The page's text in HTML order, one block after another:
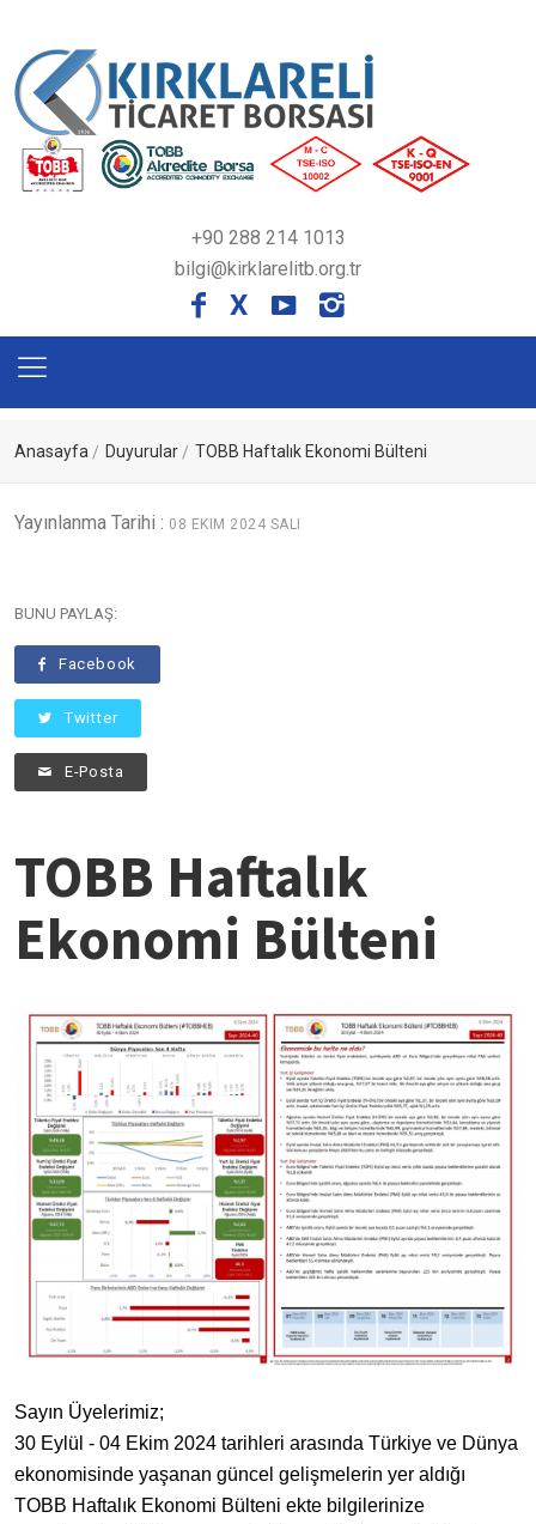
+90 288 214 1013
bilgi@kirklarelitb.org.tr
X
Anasayfa Duyurular TOBB Haftalık Ekonomi Bülteni
Yayınlanma Tarihi : 08 EKIM 2024 SALI
BUNU PAYLAŞ:
Facebook
Twitter
E-Posta
TOBB Haftalık
Ekonomi Bülteni
Sayın Üyelerimiz;
30 Eylül - 04 Ekim 2024 tarihleri arasında Türkiye ve Dünya
ekonomisinde yaşanan güncel gelişmelerin yer aldığı
TOBB Haftalık Ekonomi Bülteni ekte bilgilerinize